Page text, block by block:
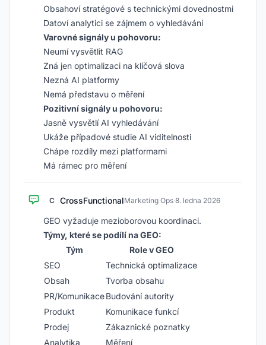
Obsahoví stratégové s technickými dovednostmi
Datoví analytici se zájmem o vyhledávání
Varovné signály u pohovoru:
Neumí vysvětlit RAG
Zná jen optimalizaci na klíčová slova
Nezná AI platformy
Nemá představu o měření
Pozitivní signály u pohovoru:
Jasně vysvětlí AI vyhledávání
Ukáže případové studie AI viditelnosti
Chápe rozdíly mezi platformami
Má rámec pro měření
C CrossFunctionalMarketing Ops·8. ledna 2026
GEO vyžaduje mezioborovou koordinaci.
Týmy, které se podílí na GEO:
Tým
Role v GEO
SEO
Technická optimalizace
Obsah
Tvorba obsahu
PR/KomunikaceBudování autority
Produkt
Komunikace funkcí
Prodej
Zákaznické poznatky
Analytika
Měření